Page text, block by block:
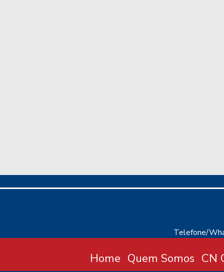
Telefone/
Home Quem Somos CN